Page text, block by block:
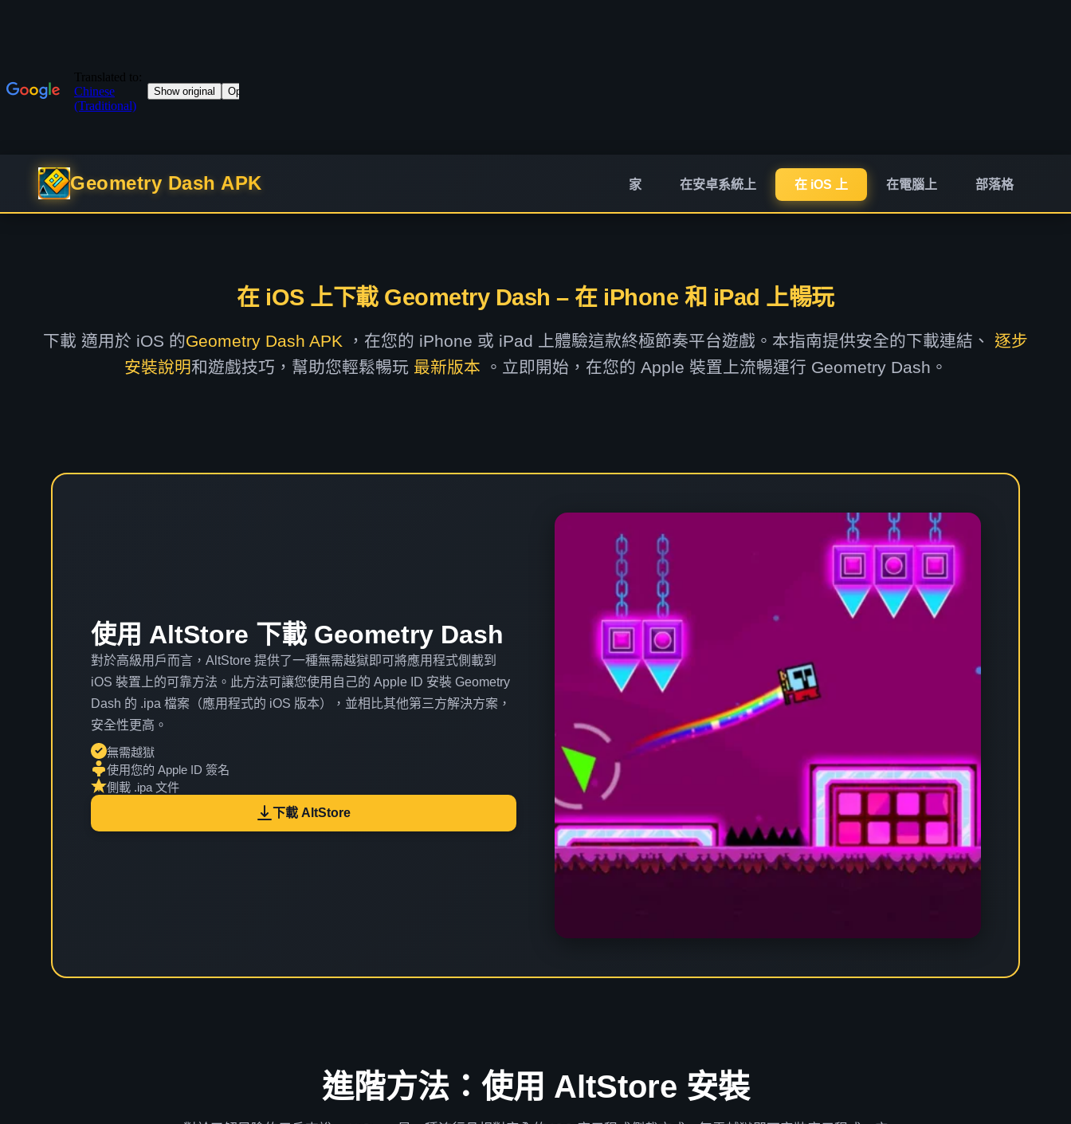
Geometry Dash APK 家 在安卓系統上 在 iOS 上 在電腦上 部落格
在 iOS 上下載 Geometry Dash – 在 iPhone 和 iPad 上暢玩
下載 適用於 iOS 的Geometry Dash APK ，在您的 iPhone 或 iPad 上體驗這款終極節奏平台遊戲。本指南提供安全的下載連結、 逐步
安裝說明和遊戲技巧，幫助您輕鬆暢玩 最新版本 。立即開始，在您的 Apple 裝置上流暢運行 Geometry Dash。
使用 AltStore 下載 Geometry Dash
對於高級用戶而言，AltStore 提供了一種無需越獄即可將應用程式側載到
iOS 裝置上的可靠方法。此方法可讓您使用自己的 Apple ID 安裝 Geometry
Dash 的 .ipa 檔案（應用程式的 iOS 版本），並相比其他第三方解決方案，
安全性更高。
無需越獄
使用您的 Apple ID 簽名
側載 .ipa 文件
下載 AltStore
進階方法：使用 AltStore 安裝